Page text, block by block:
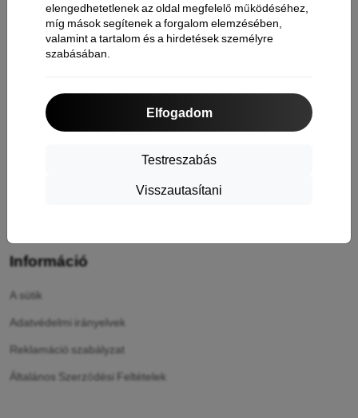
elengedhetetlenek az oldal megfelelő működéséhez,
míg mások segítenek a forgalom elemzésében,
valamint a tartalom és a hirdetések személyre
szabásában.
Elfogadom
Testreszabás
Visszautasítani
Bevásárlás
Cashback
Áru visszaküldése
Információ
A sütik
Adatvédelmi irányelvek
Reklamáció szabályzat
Általános Szerződési Feltételek